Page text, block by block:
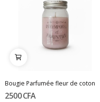
Bougie Parfumée fleur de coton
2 500 CFA